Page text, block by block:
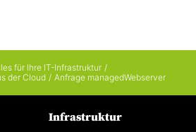
für Ihre IT-Infrastruktur /
der Cloud / Anfrage managedWebserver
Infrastruktur